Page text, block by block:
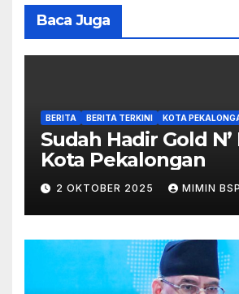
Baca Juga
BERITA BERITA TERKINI KOTA
Sudah Hadir Gold N’
Kota Pekalongan
2 OKTOBER 2025 MIMIN BSP